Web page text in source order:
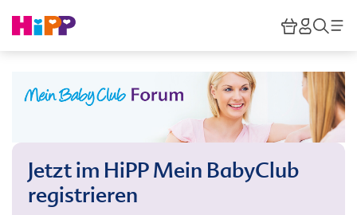
HiPP
Jetzt im HiPP Mein BabyClub
registrieren